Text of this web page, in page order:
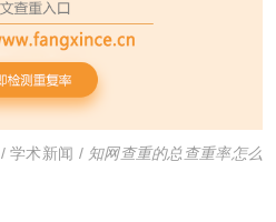
/ 学术新闻 / 知网查重的总查重率怎么